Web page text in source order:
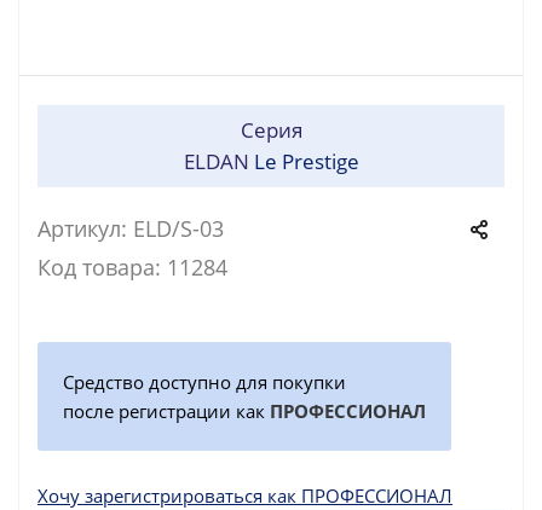
Артикул: ELD/S-03
Код товара: 11284
Серия
ELDAN Le Prestige
Средство доступно для покупки
после регистрации как ПРОФЕССИОНАЛ
Хочу зарегистрироваться как ПРОФЕССИОНАЛ